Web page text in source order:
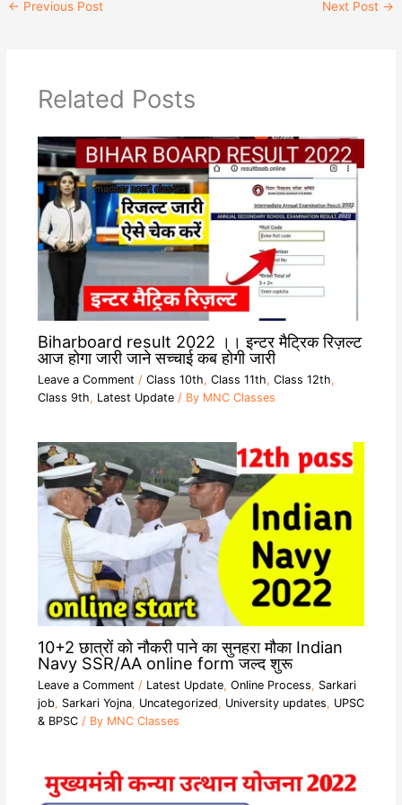
m
k
k
← Previous Post Next Post →
Related Posts
Biharboard result 2022 ।। इन्टर मैट्रिक रिज़ल्ट
आज होगा जारी जाने सच्चाई कब होगी जारी
Leave a Comment / Class 10th, Class 11th, Class 12th,
Class 9th, Latest Update/ By MNC Classes
10+2 छात्रों को नौकरी पाने का सुनहरा मौका Indian
Navy SSR/AA online form जल्द शुरू
Leave a Comment / Latest Update, Online Process, Sarkari
job, Sarkari Yojna, Uncategorized, University updates, UPSC
& BPSC/ By MNC Classes